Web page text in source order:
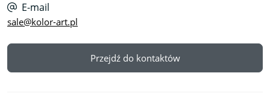
E-mail
sale@kolor-art.pl
Przejdź do kontaktów